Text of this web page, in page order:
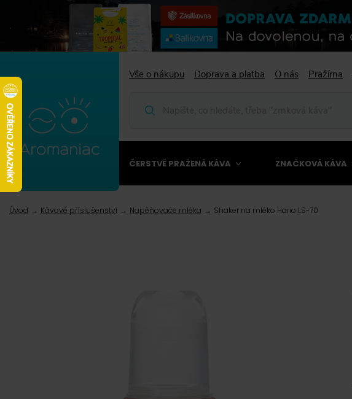
Vše o nákupu Doprava a platba O nás Pražírna
ČERSTVĚ PRAŽENÁ KÁVA ZNAČKOVÁ KÁVA
Úvod Kávové příslušenství Napěňovače mléka Shaker na mléko Hario LS-70